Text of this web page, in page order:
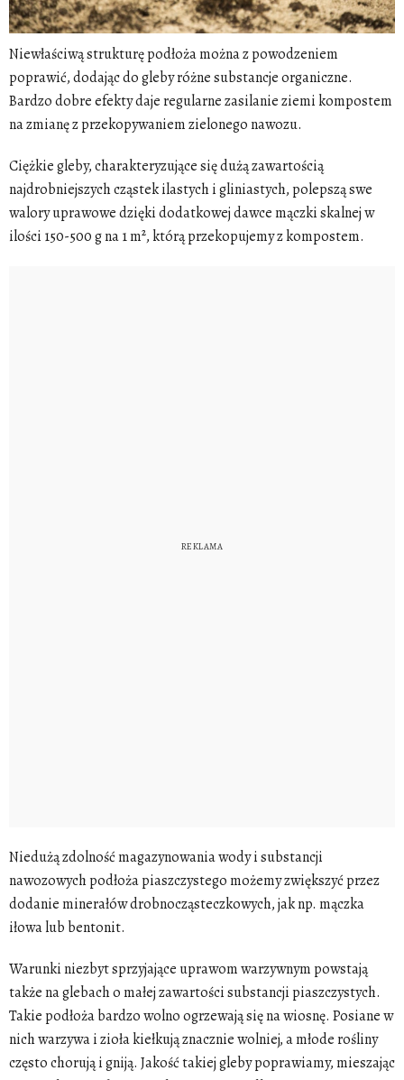
Niewłaściwą strukturę podłoża można z powodzeniem
poprawić, dodając do gleby różne substancje organiczne.
Bardzo dobre efekty daje regularne zasilanie ziemi kompostem
na zmianę z przekopywaniem zielonego nawozu.
Ciężkie gleby, charakteryzujące się dużą zawartością
najdrobniejszych cząstek ilastych i gliniastych, polepszą swe
walory uprawowe dzięki dodatkowej dawce mączki skalnej w
ilości 150-500 g na 1 m², którą przekopujemy z kompostem.
Niedużą zdolność magazynowania wody i substancji
nawozowych podłoża piaszczystego możemy zwiększyć przez
dodanie minerałów drobnocząsteczkowych, jak np. mączka
iłowa lub bentonit.
Warunki niezbyt sprzyjające uprawom warzywnym powstają
także na glebach o małej zawartości substancji piaszczystych.
Takie podłoża bardzo wolno ogrzewają się na wiosnę. Posiane w
nich warzywa i zioła kiełkują znacznie wolniej, a młode rośliny
często chorują i gniją. Jakość takiej gleby poprawiamy, mieszając